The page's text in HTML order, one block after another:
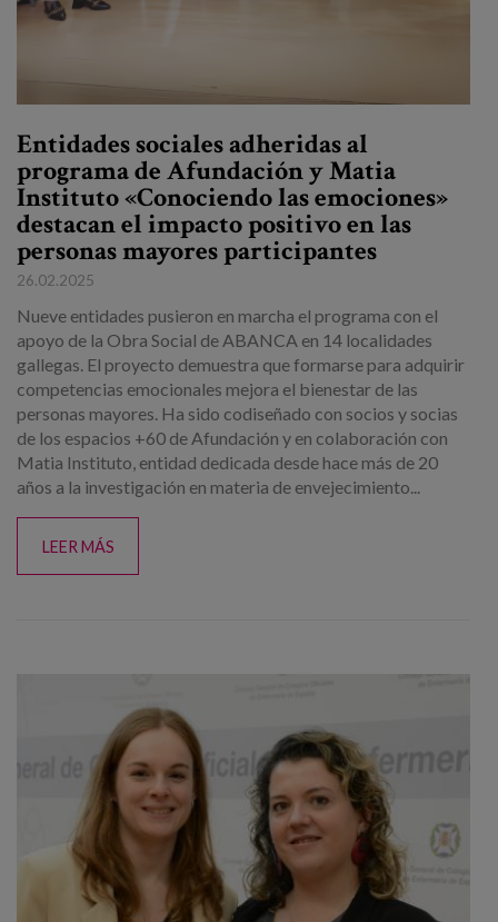
Entidades sociales adheridas al
programa de Afundación y Matia
Instituto «Conociendo las emociones»
destacan el impacto positivo en las
personas mayores participantes
26.02.2025
Nueve entidades pusieron en marcha el programa con el
apoyo de la Obra Social de ABANCA en 14 localidades
gallegas. El proyecto demuestra que formarse para adquirir
competencias emocionales mejora el bienestar de las
personas mayores. Ha sido codiseñado con socios y socias
de los espacios +60 de Afundación y en colaboración con
Matia Instituto, entidad dedicada desde hace más de 20
años a la investigación en materia de envejecimiento...
LEER MÁS